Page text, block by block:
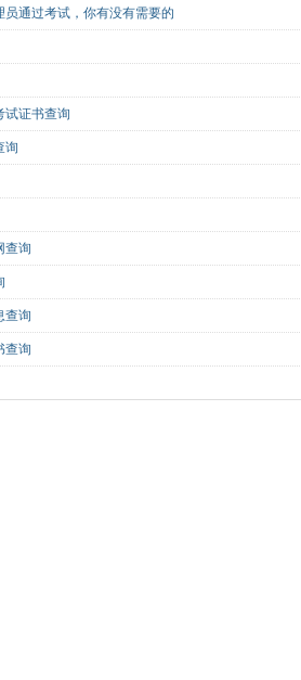
通过考试，你有没有需要的
试证书查询
询
查询
查询
查询